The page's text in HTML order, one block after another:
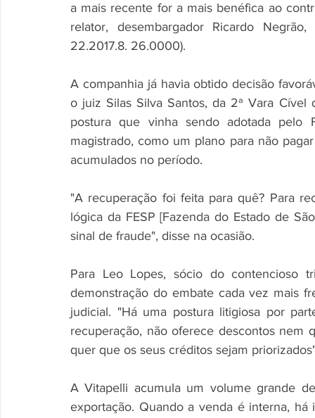
a mais recente for a mais benéfica ao
relator, desembargador Ricardo
22.2017.8. 26.0000).
A companhia já havia obtido decisão
o juiz Silas Silva Santos, da 2ª Vara
postura que vinha sendo adotada
magistrado, como um plano para não
acumulados no período.
"A recuperação foi feita para quê? Para
lógica da FESP [Fazenda do Estado de
sinal de fraude", disse na ocasião.
Para Leo Lopes, sócio do contencioso
demonstração do embate cada vez mais
judicial. "Há uma postura litigiosa por
recuperação, não oferece descontos nem
quer que os seus créditos sejam
A Vitapelli acumula um volume grande
exportação. Quando a venda é interna,